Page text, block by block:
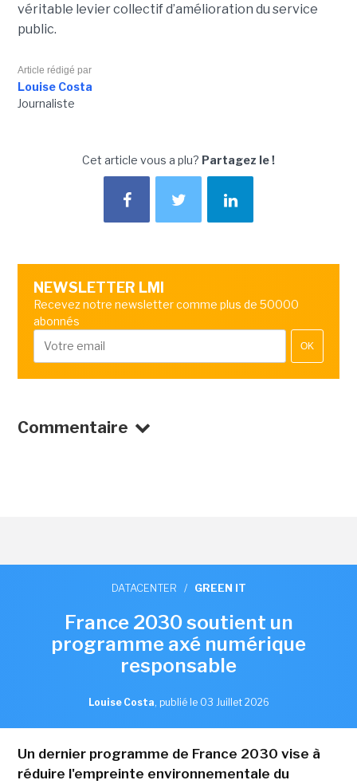
véritable levier collectif d’amélioration du service
public.
Article rédigé par
Louise Costa
Journaliste
Cet article vous a plu? Partagez le !
NEWSLETTER LMI
Recevez notre newsletter comme plus de 50000
abonnés
OK
Commentaire
DATACENTER / GREEN IT
France 2030 soutient un
programme axé numérique
responsable
Louise Costa, publié le 03 Juillet 2026
Un dernier programme de France 2030 vise à
réduire l'empreinte environnementale du